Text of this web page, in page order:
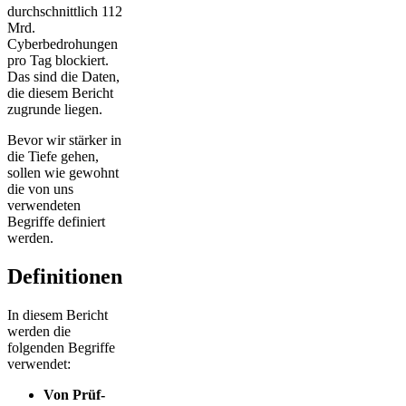
durchschnittlich 112
Mrd.
Cyberbedrohungen
pro Tag blockiert.
Das sind die Daten,
die diesem Bericht
zugrunde liegen.
Bevor wir stärker in
die Tiefe gehen,
sollen wie gewohnt
die von uns
verwendeten
Begriffe definiert
werden.
Definitionen
In diesem Bericht
werden die
folgenden Begriffe
verwendet:
Von Prüf-